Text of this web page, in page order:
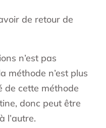
de retour de
n’est pas
méthode n’est plus
de cette méthode
donc peut être
l’autre.